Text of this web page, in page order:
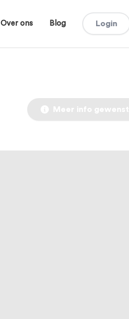
Over ons Blog Login
Meer info gewenst